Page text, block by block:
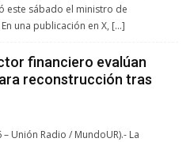
este sábado el ministro de
una publicación en X, […]
financiero evalúan
reconstrucción tras
Unión Radio / MundoUR).- La